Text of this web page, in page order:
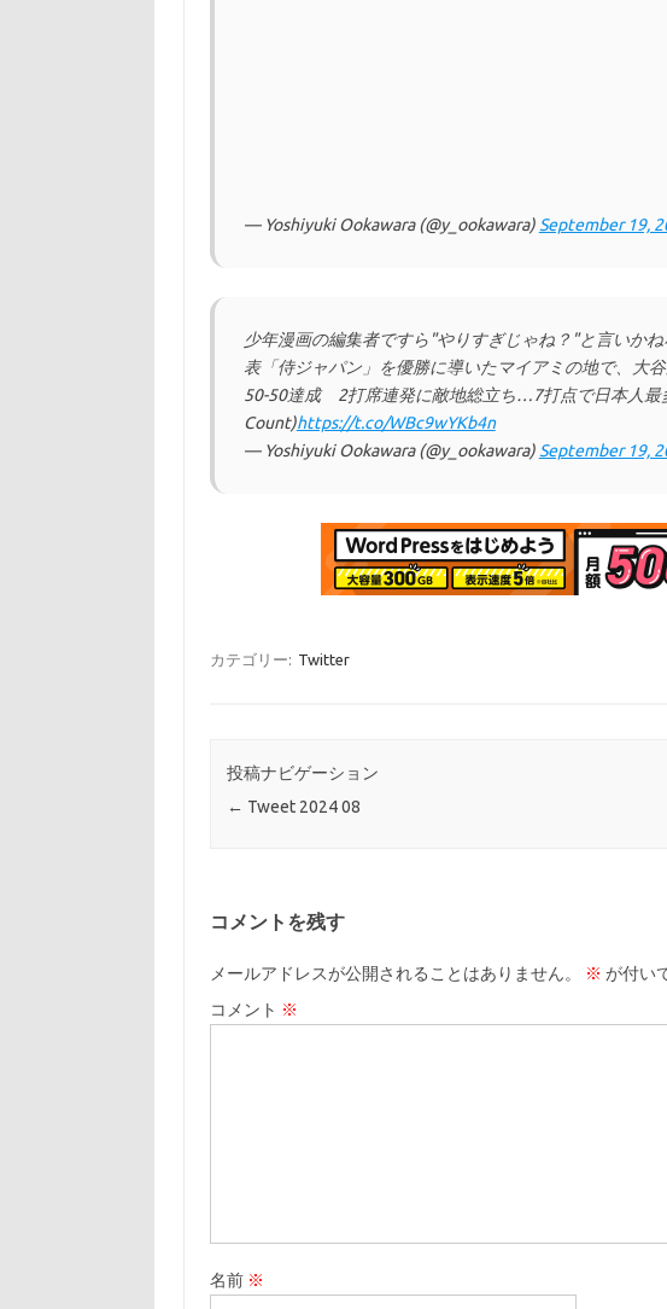
— Yoshiyuki Ookawara (@y_ookawara) September 19,
少年漫画の編集者ですら"やりすぎじゃね？"と言いか
表「侍ジャパン」を優勝に導いたマイアミの地で、大
50-50達成 2打席連発に敵地総立ち…7打点で日本人最
Count)https://t.co/WBc9wYKb4n
— Yoshiyuki Ookawara (@y_ookawara) September 19,
カテゴリー: Twitter
投稿ナビゲーション
← Tweet 2024 08
コメントを残す
メールアドレスが公開されることはありません。 ※ が付い
コメント ※
名前 ※